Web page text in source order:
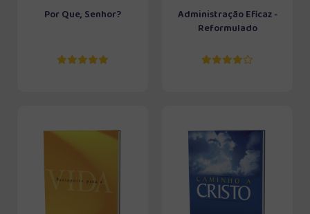
Por Que, Senhor?
Administração Eficaz -
Reformulado